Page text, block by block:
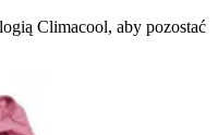
Climacool, aby pozostać